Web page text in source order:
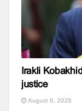
Irakli
justice
August 6, 2026